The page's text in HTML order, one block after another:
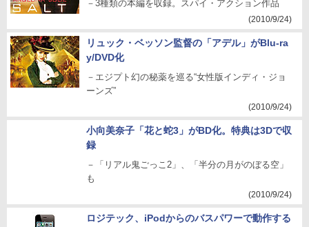
－3種類の本編を収録。スパイ・アクション作品
(2010/9/24)
リュック・ベッソン監督の「アデル」がBlu-ra
y/DVD化
－エジプト幻の秘薬を巡る“女性版インディ・ジョ
ーンズ”
(2010/9/24)
小向美奈子「花と蛇3」がBD化。特典は3Dで収
録
－「リアル鬼ごっこ2」、「半分の月がのぼる空」
も
(2010/9/24)
ロジテック、iPodからのバスパワーで動作する